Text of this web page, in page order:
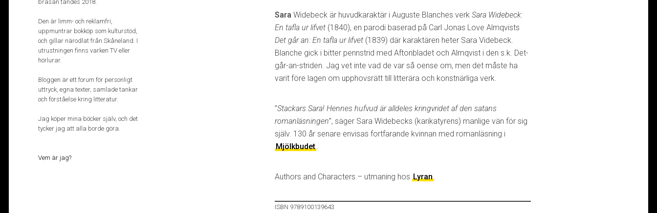
Sara Widebeck är huvudkaraktär i Auguste Blanches verk Sara Widebeck:
En tafla ur lifvet (1840), en parodi baserad på Carl Jonas Love Almqvists
Det går an: En tafla ur lifvet (1839) där karaktären heter Sara Videbeck.
Blanche gick i bitter pennstrid med Aftonbladet och Almqvist i den s.k. Det-
går-an-striden. Jag vet inte vad de var så oense om, men det måste ha
varit före lagen om upphovsrätt till litterära och konstnärliga verk.
”Stackars Sara! Hennes hufvud är alldeles kringvridet af den satans
romanläsningen”, säger Sara Widebecks (karikatyrens) manlige vän för sig
själv. 130 år senare envisas fortfarande kvinnan med romanläsning i
Mjölkbudet.
Authors and Characters – utmaning hos Lyran.
ISBN 9789100139643
brasan tändes 2018.
Den är limm- och reklamfri,
uppmuntrar bokköp som kulturstöd,
och gillar närodlat från Skåneland. I
utrustningen finns varken TV eller
hörlurar.
Bloggen är ett forum för personligt
uttryck, egna texter, samlade tankar
och förståelse kring litteratur.
Jag köper mina böcker själv, och det
tycker jag att alla borde göra.
Vem är jag?